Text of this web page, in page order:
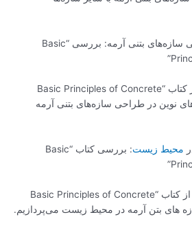
رویکردهای نوین در طراحی سازه‌های بتنی آرمه: بررسی “Basic
در این بخش، با استفاده از کتاب “Basic Principles of Concrete
نوین در طراحی سازه‌های بتنی آرمه
محیط زیست
: بررسی کتاب “Basic
در این قسمت، با استفاده از کتاب “Basic Principles of Concrete